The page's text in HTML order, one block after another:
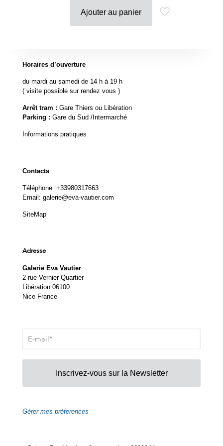
était :
400.00 €.
actuel
360.00 €.
Ajouter au panier
Horaires d’ouverture
du mardi au samedi de 14 h à 19 h
( visite possible sur rendez vous )
Arrêt tram : Gare Thiers ou Libération
Parking : Gare du Sud /Intermarché
Informations pratiques
Contacts
Téléphone :+33980317663
Email: galerie@eva-vautier.com
SiteMap
Adresse
Galerie Eva Vautier
2 rue Vernier Quartier
Libération 06100
Nice France
Inscrivez-vous sur la Newsletter
Gérer mes préferences